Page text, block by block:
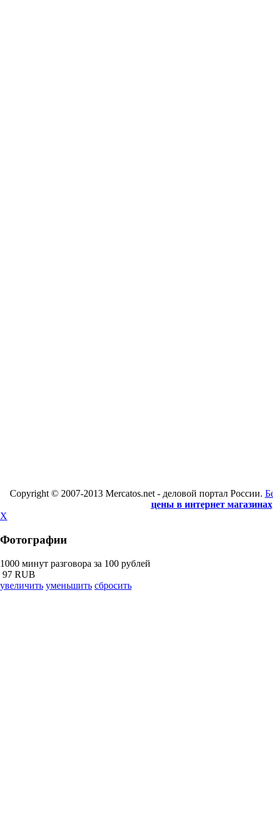
Copyright © 2007-2013 Mercatos.net - деловой портал России.
цены в интернет магазинах
X
Фотографии
1000 минут разговора за 100 рублей
97 RUB
увеличить уменьшить сбросить